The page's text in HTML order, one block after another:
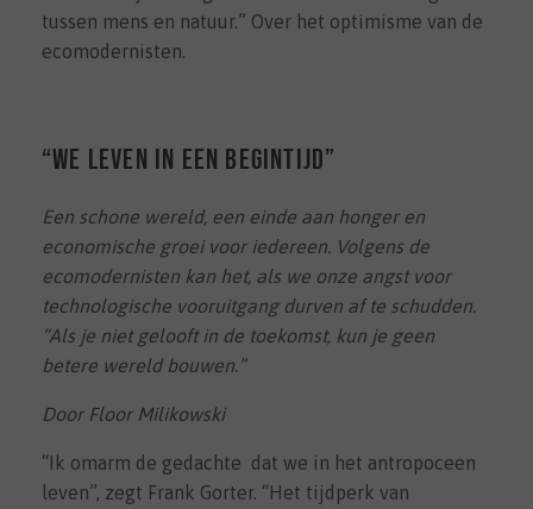
tussen mens en natuur.” Over het optimisme van de
ecomodernisten.
“We leven in een begintijd”
Een schone wereld, een einde aan honger en
economische groei voor iedereen. Volgens de
ecomodernisten kan het, als we onze angst voor
technologische vooruitgang durven af te schudden.
“Als je niet gelooft in de toekomst, kun je geen
betere wereld bouwen.”
Door Floor Milikowski
“Ik omarm de gedachte dat we in het antropoceen
leven”, zegt Frank Gorter. “Het tijdperk van